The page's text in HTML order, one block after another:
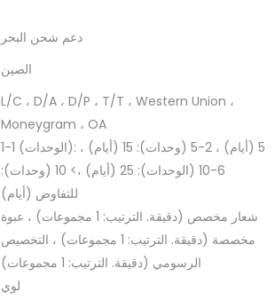
دعم شحن البحر
الصين
L/C ، D/A ، D/P ، T/T ، Western Union ،
Moneygram ، OA
1-1 (الوحدات): 5 (أيام) ، 2-5 (وحدات): 15 (أيام) ،
6-10 (الوحدات): 25 (أيام) ،> 10 (وحدات):
للتفاوض (أيام)
شعار مخصص (دقيقة. الترتيب: 1 مجموعات) ، عبوة
مخصصة (دقيقة. الترتيب: 1 مجموعات) ، التخصيص
الرسومي (دقيقة. الترتيب: 1 مجموعات)
لوي